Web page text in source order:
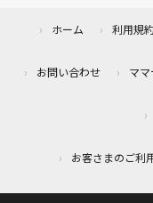
ホーム 利用規
お問い合わせ マ
お客さまのご利